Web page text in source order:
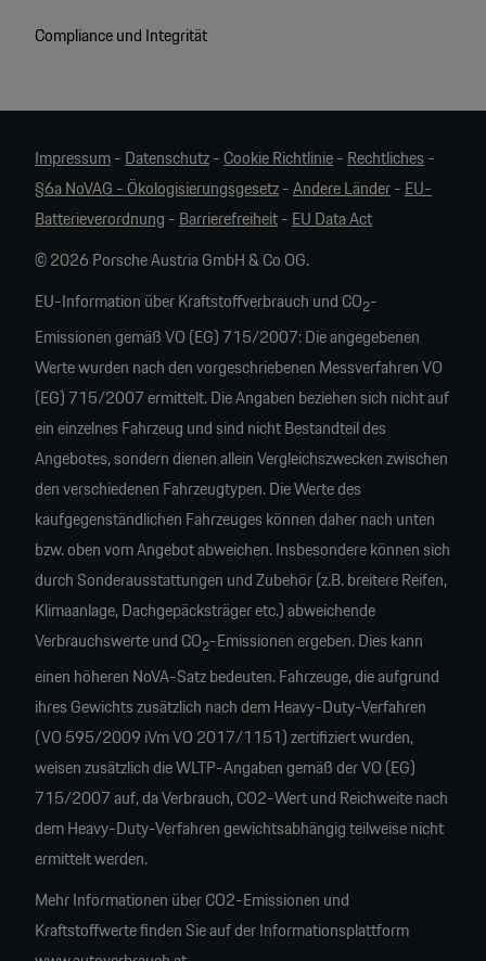
Compliance und Integrität
Impressum-Datenschutz-Cookie Richtlinie-Rechtliches-
§6a NoVAG - Ökologisierungsgesetz-Andere Länder-EU-
Batterieverordnung -Barrierefreiheit-EU Data Act
© 2026 Porsche Austria GmbH & Co OG.
EU-Information über Kraftstoffverbrauch und CO2-
Emissionen gemäß VO (EG) 715/2007: Die angegebenen
Werte wurden nach den vorgeschriebenen Messverfahren VO
(EG) 715/2007 ermittelt. Die Angaben beziehen sich nicht auf
ein einzelnes Fahrzeug und sind nicht Bestandteil des
Angebotes, sondern dienen allein Vergleichszwecken zwischen
den verschiedenen Fahrzeugtypen. Die Werte des
kaufgegenständlichen Fahrzeuges können daher nach unten
bzw. oben vom Angebot abweichen. Insbesondere können sich
durch Sonderausstattungen und Zubehör (z.B. breitere Reifen,
Klimaanlage, Dachgepäcksträger etc.) abweichende
Verbrauchswerte und CO2-Emissionen ergeben. Dies kann
einen höheren NoVA-Satz bedeuten. Fahrzeuge, die aufgrund
ihres Gewichts zusätzlich nach dem Heavy-Duty-Verfahren
(VO 595/2009 iVm VO 2017/1151) zertifiziert wurden,
weisen zusätzlich die WLTP-Angaben gemäß der VO (EG)
715/2007 auf, da Verbrauch, CO2-Wert und Reichweite nach
dem Heavy-Duty-Verfahren gewichtsabhängig teilweise nicht
ermittelt werden.
Mehr Informationen über CO2-Emissionen und
Kraftstoffwerte finden Sie auf der Informationsplattform